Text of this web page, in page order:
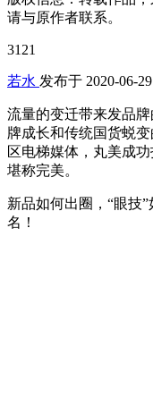
请与原作者联系。
3121
若水 发布于 2020-06-29
流量的变迁带来发品
牌成长和传统国货蜕
区电梯媒体，丸美成
堪称完美。
新品如何出圈，“眼技
名！